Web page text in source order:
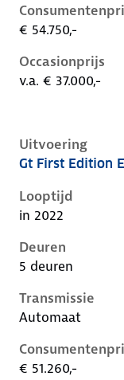
€ 54.750,-
Occasionprijs
v.a. € 37.000,-
Uitvoering
Peugeot 408 i,
Gt First Edition
Looptijd
in 2022
Deuren
5 deuren
Transmissie
Automaat
€ 51.260,-